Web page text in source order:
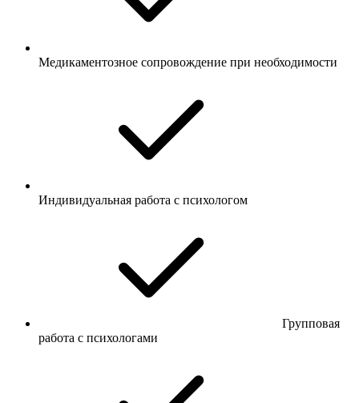
Медикаментозное сопровождение при необходимости
Индивидуальная работа с психологом
Групповая
работа с психологами